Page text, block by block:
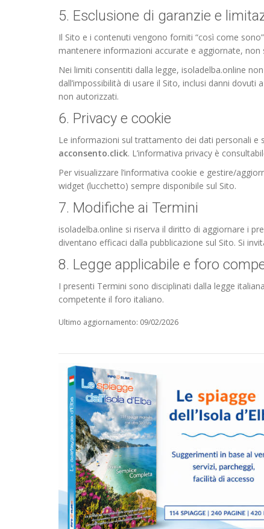
5. Esclusione di garanzie e
Il Sito e i contenuti vengono forniti “così come
mantenere informazioni accurate e aggiornate, non
Nei limiti consentiti dalla legge, isoladelba.online
dall’impossibilità di usare il Sito, inclusi danni
non autorizzati.
6. Privacy e cookie
Le informazioni sul trattamento dei dati personali e
acconsento.click. L’informativa privacy è
Per visualizzare l’informativa cookie e gestire/
widget (lucchetto) sempre disponibile sul Sito.
7. Modifiche ai Termini
isoladelba.online si riserva il diritto di aggiornare i
diventano efficaci dalla pubblicazione sul Sito. Si
8. Legge applicabile e foro
I presenti Termini sono disciplinati dalla legge
competente il foro italiano.
Ultimo aggiornamento: 09/02/2026